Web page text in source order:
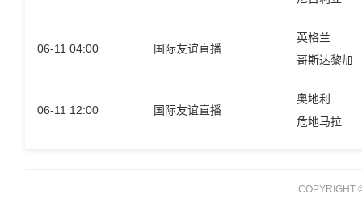
06-11 04:00 国际友谊直播
英格兰
哥斯达黎加
06-11 12:00 国际友谊直播
奥地利
危地马拉
COPYRIGHT